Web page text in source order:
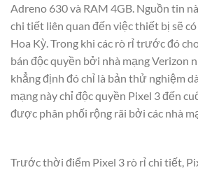
Adreno 630 và RAM 4GB. Nguồn tin
chi tiết liên quan đến việc thiết bị sẽ
Hoa Kỳ. Trong khi các rò rỉ trước đó
bán độc quyền bởi nhà mạng Verizon
khẳng định đó chỉ là bản thử nghiệm
mạng này chỉ độc quyền Pixel 3 đến
được phân phối rộng rãi bởi các nhà
Trước thời điểm Pixel 3 rò rỉ chi tiết,